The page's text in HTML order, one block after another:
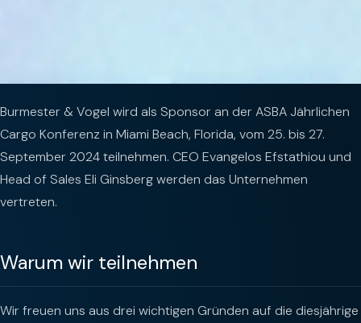
Burmester & Vogel wird als Sponsor an der ASBA Jährlichen
Cargo Konferenz in Miami Beach, Florida, vom 25. bis 27.
September 2024 teilnehmen. CEO Evangelos Efstathiou und
Head of Sales Eli Ginsberg werden das Unternehmen
vertreten.
Warum wir teilnehmen
Wir freuen uns aus drei wichtigen Gründen auf die diesjährige